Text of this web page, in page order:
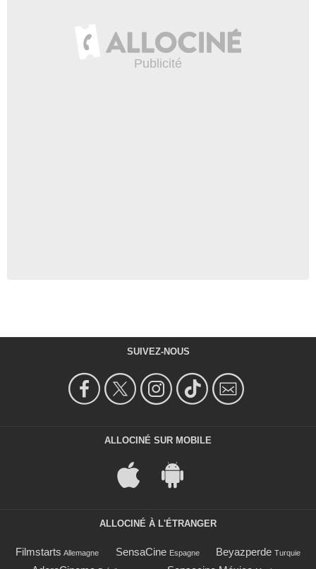
SUIVEZ-NOUS
ALLOCINÉ SUR MOBILE
ALLOCINÉ À L'ÉTRANGER
Filmstarts Allemagne SensaCine Espagne Beyazperde Turquie